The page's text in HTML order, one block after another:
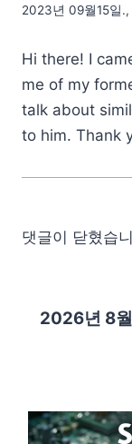
2023년 09월15일.,
Hi there! I
me of my
talk about
to him. Thank
댓글이 닫혔습
2026년 8